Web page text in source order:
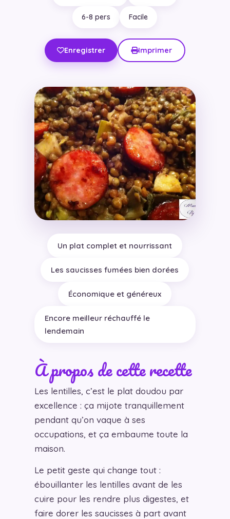
6-8 pers Facile
Enregistrer Imprimer
Un plat complet et nourrissant
Les saucisses fumées bien dorées
Économique et généreux
Encore meilleur réchauffé le
lendemain
À propos de cette recette
Les lentilles, c’est le plat doudou par
excellence : ça mijote tranquillement
pendant qu’on vaque à ses
occupations, et ça embaume toute la
maison.
Le petit geste qui change tout :
ébouillanter les lentilles avant de les
cuire pour les rendre plus digestes, et
faire dorer les saucisses à part avant